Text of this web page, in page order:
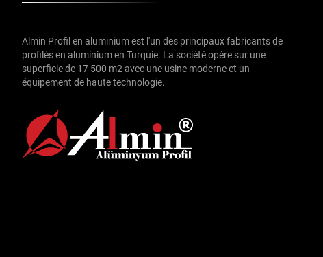
Almin Profil en aluminium est l'un des principaux fabricants de
profilés en aluminium en Turquie. La société opère sur une
superficie de 17 500 m2 avec une usine moderne et un
équipement de haute technologie.